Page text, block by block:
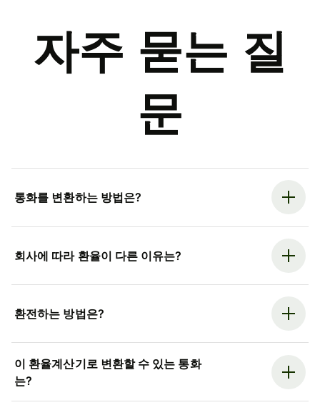
자주 묻는 질
문
통화를 변환하는 방법은?
회사에 따라 환율이 다른 이유는?
환전하는 방법은?
이 환율계산기로 변환할 수 있는 통화
는?